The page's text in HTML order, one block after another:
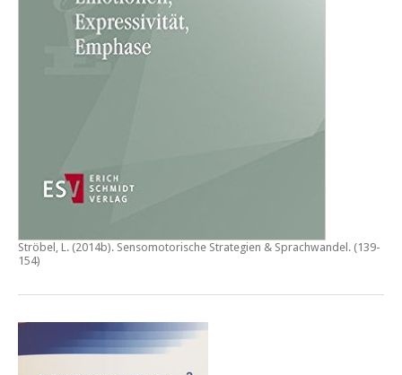
Ströbel, L. (2014b). Sensomotorische Strategien & Sprachwandel . (139-
154)